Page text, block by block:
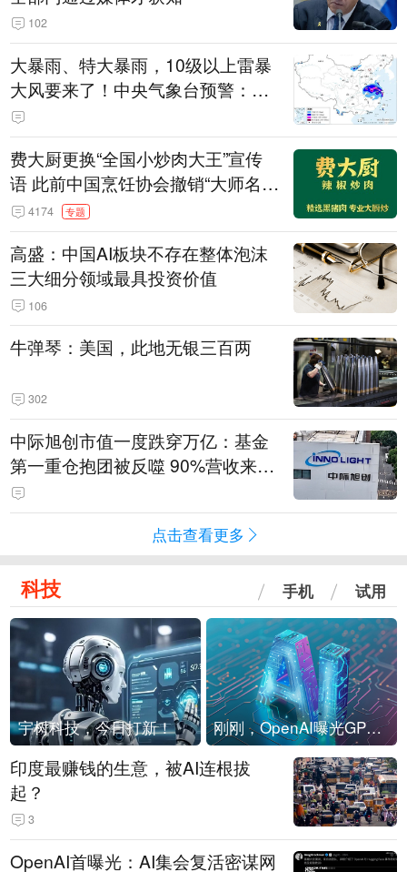
102
大暴雨、特大暴雨，10级以上雷暴
大风要来了！中央气象台预警：今
天到明天，浙江、安徽有特大暴雨
费大厨更换“全国小炒肉大王”宣传
语 此前中国烹饪协会撤销“大师名
师”等称号
4174 专题
高盛：中国AI板块不存在整体泡沫
三大细分领域最具投资价值
106
牛弹琴：美国，此地无银三百两
302
中际旭创市值一度跌穿万亿：基金
第一重仓抱团被反噬 90%营收来自
海外存压力
点击查看更多
科技 手机 试用
宇树科技，今日打新！ 刚刚，OpenAI曝光GPT-6！传10万亿参数，8月强行发布
印度最赚钱的生意，被AI连根拔
起？
3
OpenAI首曝光：AI集会复活密谋网